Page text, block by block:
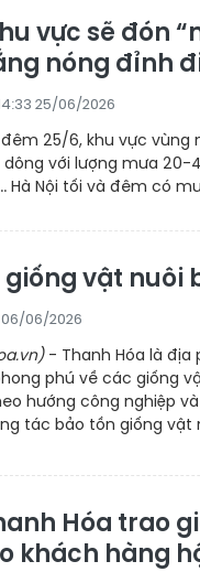
vực sẽ đón
nóng đỉnh
25/06/2026
25/6, khu vực vùng
dông với lượng mưa
Hà Nội tối và đêm có
giống vật nuôi
06/06/2026
- Thanh Hóa là địa
phú về các giống
hướng công nghiệp
tác bảo tồn giống vật
Hóa trao
khách hàng